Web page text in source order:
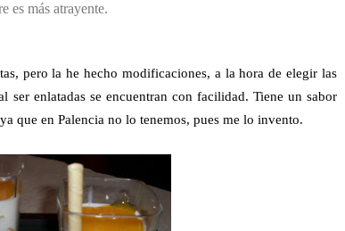
es más atrayente.
pero la he hecho modificaciones, a la hora de elegir las
enlatadas se encuentran con facilidad. Tiene un sabor
que en Palencia no lo tenemos, pues me lo invento.